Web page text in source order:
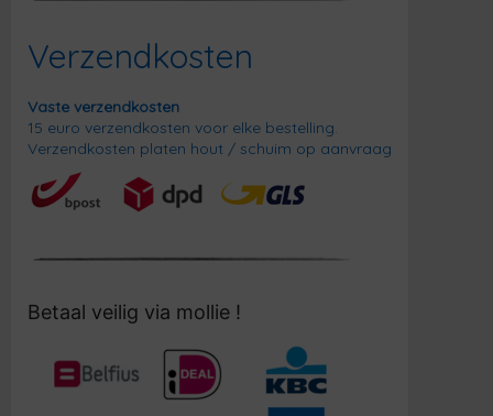
Verzendkosten
Vaste verzendkosten
15 euro verzendkosten voor elke bestelling.
Verzendkosten platen hout / schuim op aanvraag
Betaal veilig via mollie !